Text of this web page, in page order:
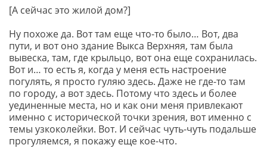
[А сейчас это жилой дом?]
Ну похоже да. Вот там еще что-то было… Вот, два
пути, и вот оно здание Выкса Верхняя, там была
вывеска, там, где крыльцо, вот она еще сохранилась.
Вот и… то есть я, когда у меня есть настроение
погулять, я просто гуляю здесь. Даже не где-то там
по городу, а вот здесь. Потому что здесь и более
уединенные места, но и как они меня привлекают
именно с исторической точки зрения, вот именно с
темы узкоколейки. Вот. И сейчас чуть-чуть подальше
прогуляемся, я покажу еще кое-что.